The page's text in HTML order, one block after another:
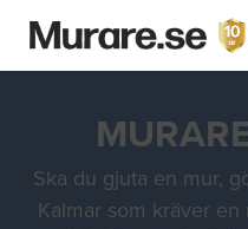
Ska du gjuta en mur,
Kalmar som kräver en